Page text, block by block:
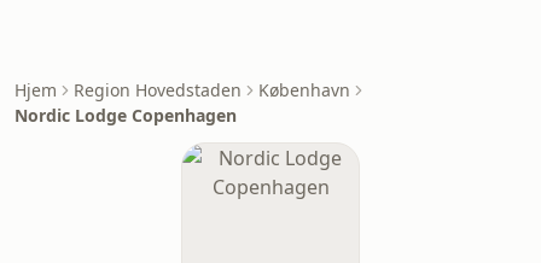
Hjem Region Hovedstaden
København
Nordic Lodge Copenhagen